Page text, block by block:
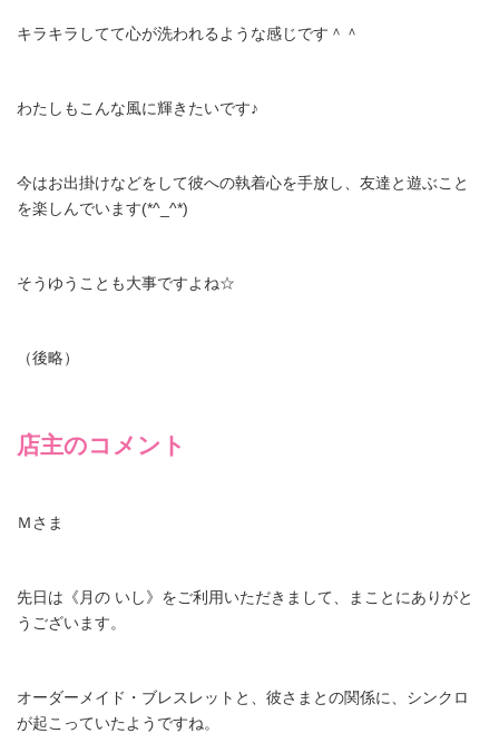
キラキラしてて心が洗われるような感じです＾＾
わたしもこんな風に輝きたいです♪
今はお出掛けなどをして彼への執着心を手放し、友達と遊ぶこと
を楽しんでいます(*^_^*)
そうゆうことも大事ですよね☆
（後略）
店主のコメント
Ｍさま
先日は《月の いし》をご利用いただきまして、まことにありがと
うございます。
オーダーメイド・ブレスレットと、彼さまとの関係に、シンクロ
が起こっていたようですね。